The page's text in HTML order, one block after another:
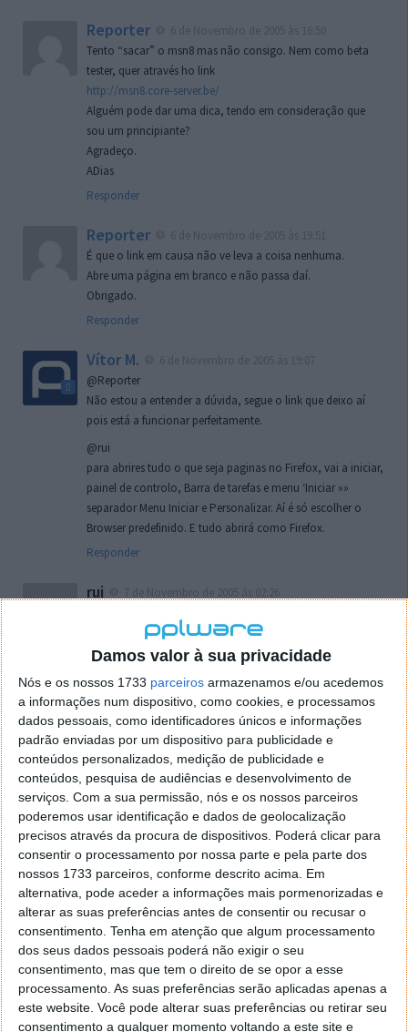
Damos valor à sua privacidade
Nós e os nossos 1733 parceiros armazenamos e/ou acedemos
a informações num dispositivo, como cookies, e processamos
dados pessoais, como identificadores únicos e informações
padrão enviadas por um dispositivo para publicidade e
conteúdos personalizados, medição de publicidade e
conteúdos, pesquisa de audiências e desenvolvimento de
serviços. Com a sua permissão, nós e os nossos parceiros
poderemos usar identificação e dados de geolocalização
precisos através da procura de dispositivos. Poderá clicar para
consentir o processamento por nossa parte e pela parte dos
nossos 1733 parceiros, conforme descrito acima. Em
alternativa, pode aceder a informações mais pormenorizadas e
alterar as suas preferências antes de consentir ou recusar o
consentimento. Tenha em atenção que algum processamento
dos seus dados pessoais poderá não exigir o seu
consentimento, mas que tem o direito de se opor a esse
processamento. As suas preferências serão aplicadas apenas a
este website. Você pode alterar suas preferências ou retirar seu
consentimento a qualquer momento voltando a este site e
Reporter
Tento “sacar” o msn8 mas não consigo. Nem como beta
tester, quer através ho link
http://msn8.core-server.be/
Alguém pode dar uma dica, tendo em consideração que
sou um principiante?
Agradeço.
ADias
Responder
Reporter
É que o link em causa não ve leva a coisa nenhuma.
Abre uma página em branco e não passa daí.
Obrigado.
Responder
Vítor M.
@Reporter
Não estou a entender a dúvida, segue o link que deixo aí
pois está a funcionar perfeitamente.
@rui
para abrires tudo o que seja paginas no Firefox, vai a iniciar,
painel de controlo, Barra de tarefas e menu ‘Iniciar »»
separador Menu Iniciar e Personalizar. Aí é só escolher o
Browser predefinido. E tudo abrirá como Firefox.
Responder
rui
localizaçao referida n se encontra la nada k me permita por
o firefox como browser predefenido
Ja percorri o painel
tentei apagar o explorer na tentativa de forçar o uso do
firefox mas em vao. Kaso te lembres de outra dica fico
agradecido, caso contrario obrigado a mesma
Responder
Vítor M.
7 de Novembro de 2005 às 01:39
@Reporter
Desculpa mas o link funciona. Seja como for segue por mail
o MSn Messenger 8.
Responder
Vítor M.
@Rui
Tens de encontrar o que te falei. Faz da seguinte maneira,
janela iniciar e no topo dessa janela com o botão direito do
rato faz propriedades. Depois no separador Menu ‘Iniciar’
clica no botão ‘Personalizar’ aí encontrarás no separador